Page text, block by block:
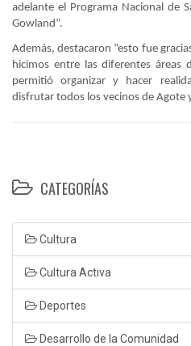
adelante el Programa Nacional de
Gowland”.
Además, destacaron “esto fue
hicimos entre las diferentes áreas
permitió organizar y hacer
disfrutar todos los vecinos de Agote
CATEGORÍAS
Cultura
Cultura Activa
Deportes
Desarrollo de la Comunidad